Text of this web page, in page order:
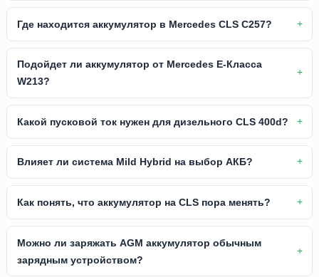
Где находится аккумулятор в Mercedes CLS C257?
Подойдет ли аккумулятор от Mercedes E-Класса
W213?
Какой пусковой ток нужен для дизельного CLS 400d?
Влияет ли система Mild Hybrid на выбор АКБ?
Как понять, что аккумулятор на CLS пора менять?
Можно ли заряжать AGM аккумулятор обычным
зарядным устройством?